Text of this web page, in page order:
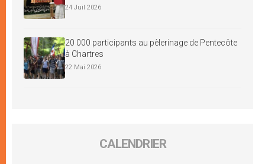
24 Juil 2026
20 000 participants au pèlerinage de Pentecôte
à Chartres
22 Mai 2026
CALENDRIER